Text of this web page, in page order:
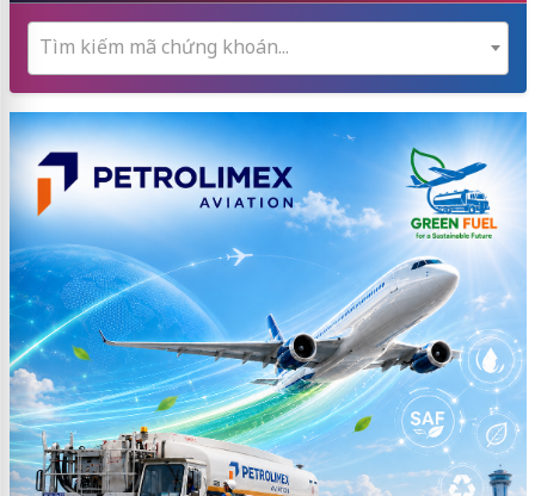
Tìm kiếm mã chứng khoán...